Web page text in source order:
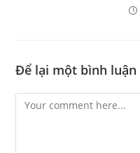
Để lại một bình luận